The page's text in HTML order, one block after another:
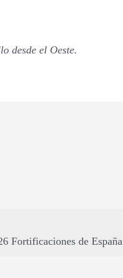
desde el Oeste.
Fortificaciones de España